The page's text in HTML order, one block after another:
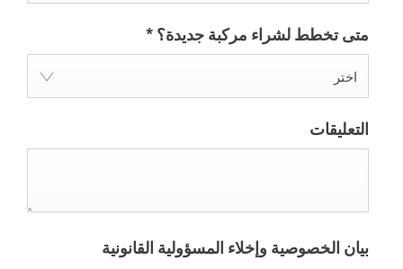
متى تخطط لشراء مركبة جديدة؟ *
اختر
التعليقات
بيان الخصوصية وإخلاء المسؤولية القانونية